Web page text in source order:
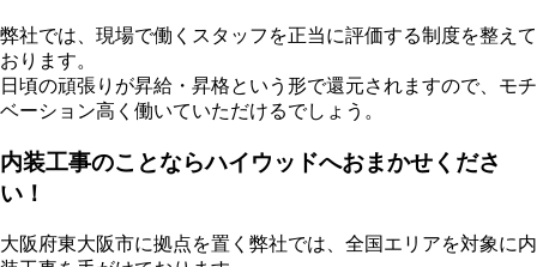
弊社では、現場で働くスタッフを正当に評価する制度を整えて
おります。
日頃の頑張りが昇給・昇格という形で還元されますので、モチ
ベーション高く働いていただけるでしょう。
内装工事のことならハイウッドへおまかせくださ
い！
大阪府東大阪市に拠点を置く弊社では、全国エリアを対象に内